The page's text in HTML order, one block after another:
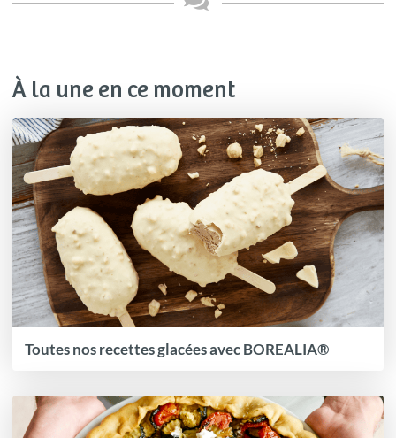
À la une en ce moment
Toutes nos recettes glacées avec BOREALIA®